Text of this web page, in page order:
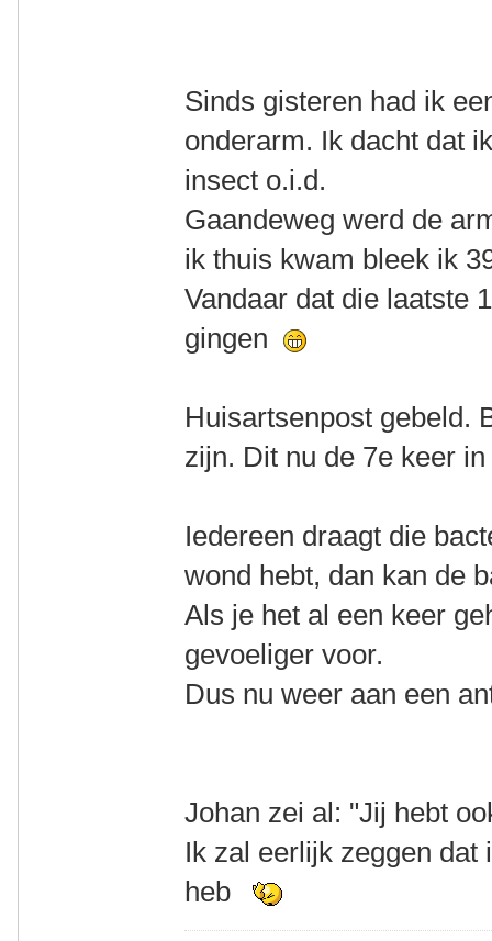
Sinds gisteren had ik
onderarm. Ik dacht dat
insect o.i.d.
Gaandeweg werd de
ik thuis kwam bleek ik
Vandaar dat die laatste
gingen
Huisartsenpost gebeld.
zijn. Dit nu de 7e keer
Iedereen draagt die
wond hebt, dan kan de
Als je het al een keer
gevoeliger voor.
Dus nu weer aan een
Johan zei al: "Jij hebt
Ik zal eerlijk zeggen
heb